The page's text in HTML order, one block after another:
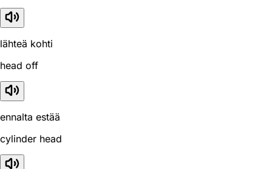
lähteä kohti
head off
ennalta estää
cylinder head